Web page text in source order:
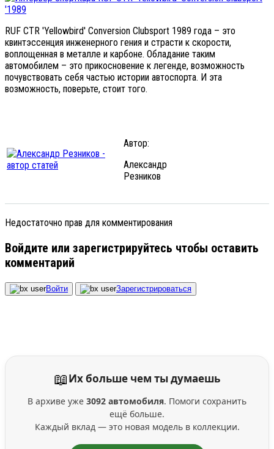
RUF CTR 'Yellowbird' Conversion Clubsport 1989 года – это
квинтэссенция инженерного гения и страсти к скорости,
воплощенная в металле и карбоне. Обладание таким
автомобилем – это прикосновение к легенде, возможность
почувствовать себя частью истории автоспорта. И эта
возможность, поверьте, стоит того.
Автор:
Александр
Резников
Недостаточно прав для комментирования
Войдите или зарегистрируйтесь чтобы оставить
комментарий
Войти Зарегистрироваться
📖Их больше чем ты думаешь
В архиве уже 3092 автомобиля. Помоги сохранить
ещё больше.
Каждый вклад — это новая модель в коллекции.